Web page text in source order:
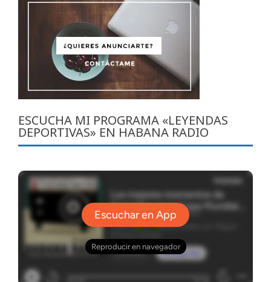
ESCUCHA MI PROGRAMA «LEYENDAS
DEPORTIVAS» EN HABANA RADIO